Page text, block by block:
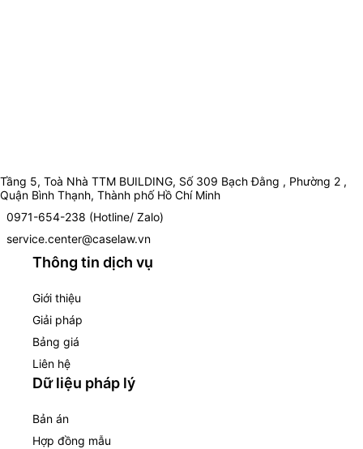
Tầng 5, Toà Nhà TTM BUILDING, Số 309 Bạch Đằng , Phường 2 ,
Quận Bình Thạnh, Thành phố Hồ Chí Minh
0971-654-238 (Hotline/ Zalo)
service.center@caselaw.vn
Thông tin dịch vụ
Giới thiệu
Giải pháp
Bảng giá
Liên hệ
Dữ liệu pháp lý
Bản án
Hợp đồng mẫu